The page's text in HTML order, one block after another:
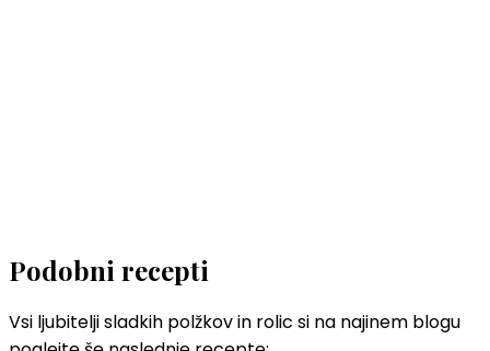
Podobni recepti
Vsi ljubitelji sladkih polžkov in rolic si na najinem blogu